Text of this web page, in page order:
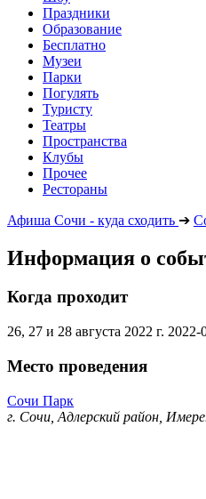
Праздники
Образование
Бесплатно
Музеи
Парки
Погулять
Туристу
Театры
Пространства
Клубы
Прочее
Рестораны
Афиша Сочи - куда сходить ➔
Информация о
Когда проходит
26, 27 и 28 августа 2022 г. 2022-
Место проведения
Сочи Парк
г. Сочи, Адлерский район,